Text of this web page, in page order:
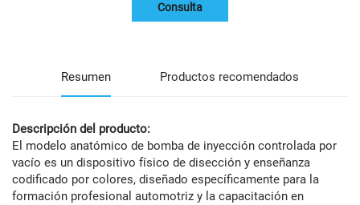
Consulta
Resumen Productos recomendados
Descripción del producto:
El modelo anatómico de bomba de inyección controlada por
vacío es un dispositivo físico de disección y enseñanza
codificado por colores, diseñado específicamente para la
formación profesional automotriz y la capacitación en